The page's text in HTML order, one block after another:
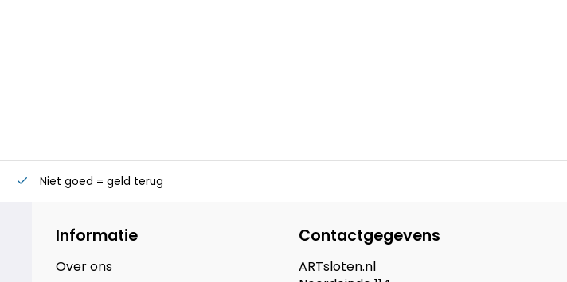
Niet goed = geld terug
Informatie
Over ons
Contactgegevens
ARTsloten.nl